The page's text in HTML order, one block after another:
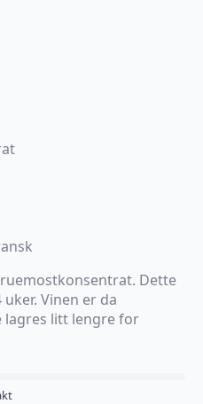
Dette
Vinen er da
lagres litt lengre for